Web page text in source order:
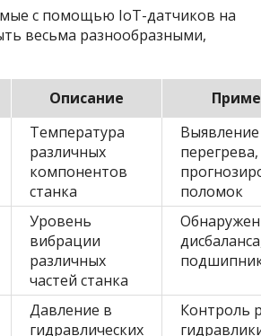
с помощью IoT-датчиков на
весьма разнообразными,
Описание
Температура
различных
компонентов
станка
Выявление
перегрева,
поломок
Уровень
вибрации
различных
частей станка
Давление в
гидравлических
Контроль